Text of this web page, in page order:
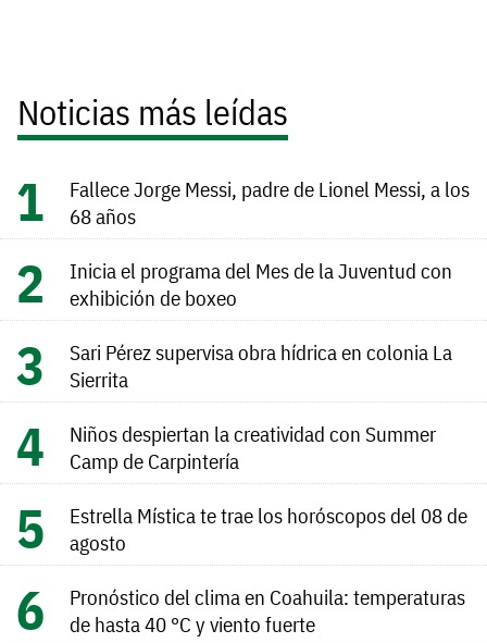
Noticias más leídas
Fallece Jorge Messi, padre de Lionel Messi, a los
68 años
Inicia el programa del Mes de la Juventud con
exhibición de boxeo
Sari Pérez supervisa obra hídrica en colonia La
Sierrita
Niños despiertan la creatividad con Summer
Camp de Carpintería
Estrella Mística te trae los horóscopos del 08 de
agosto
Pronóstico del clima en Coahuila: temperaturas
de hasta 40 °C y viento fuerte